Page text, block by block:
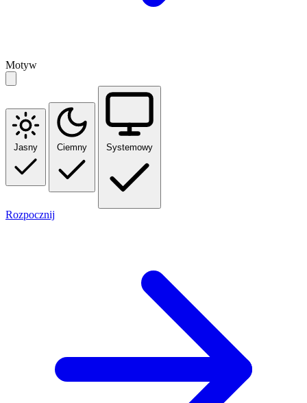
Motyw
Jasny Ciemny Systemowy
Rozpocznij